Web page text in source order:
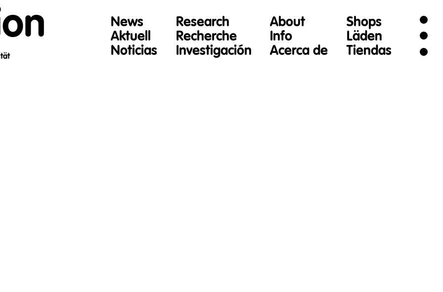
News
Aktuell
Noticias
Research
Recherche
Investigación
About
Info
Acerca de
Shops
Läden
Tiendas